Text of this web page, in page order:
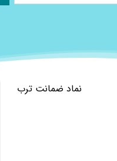
نماد ضمانت ترب